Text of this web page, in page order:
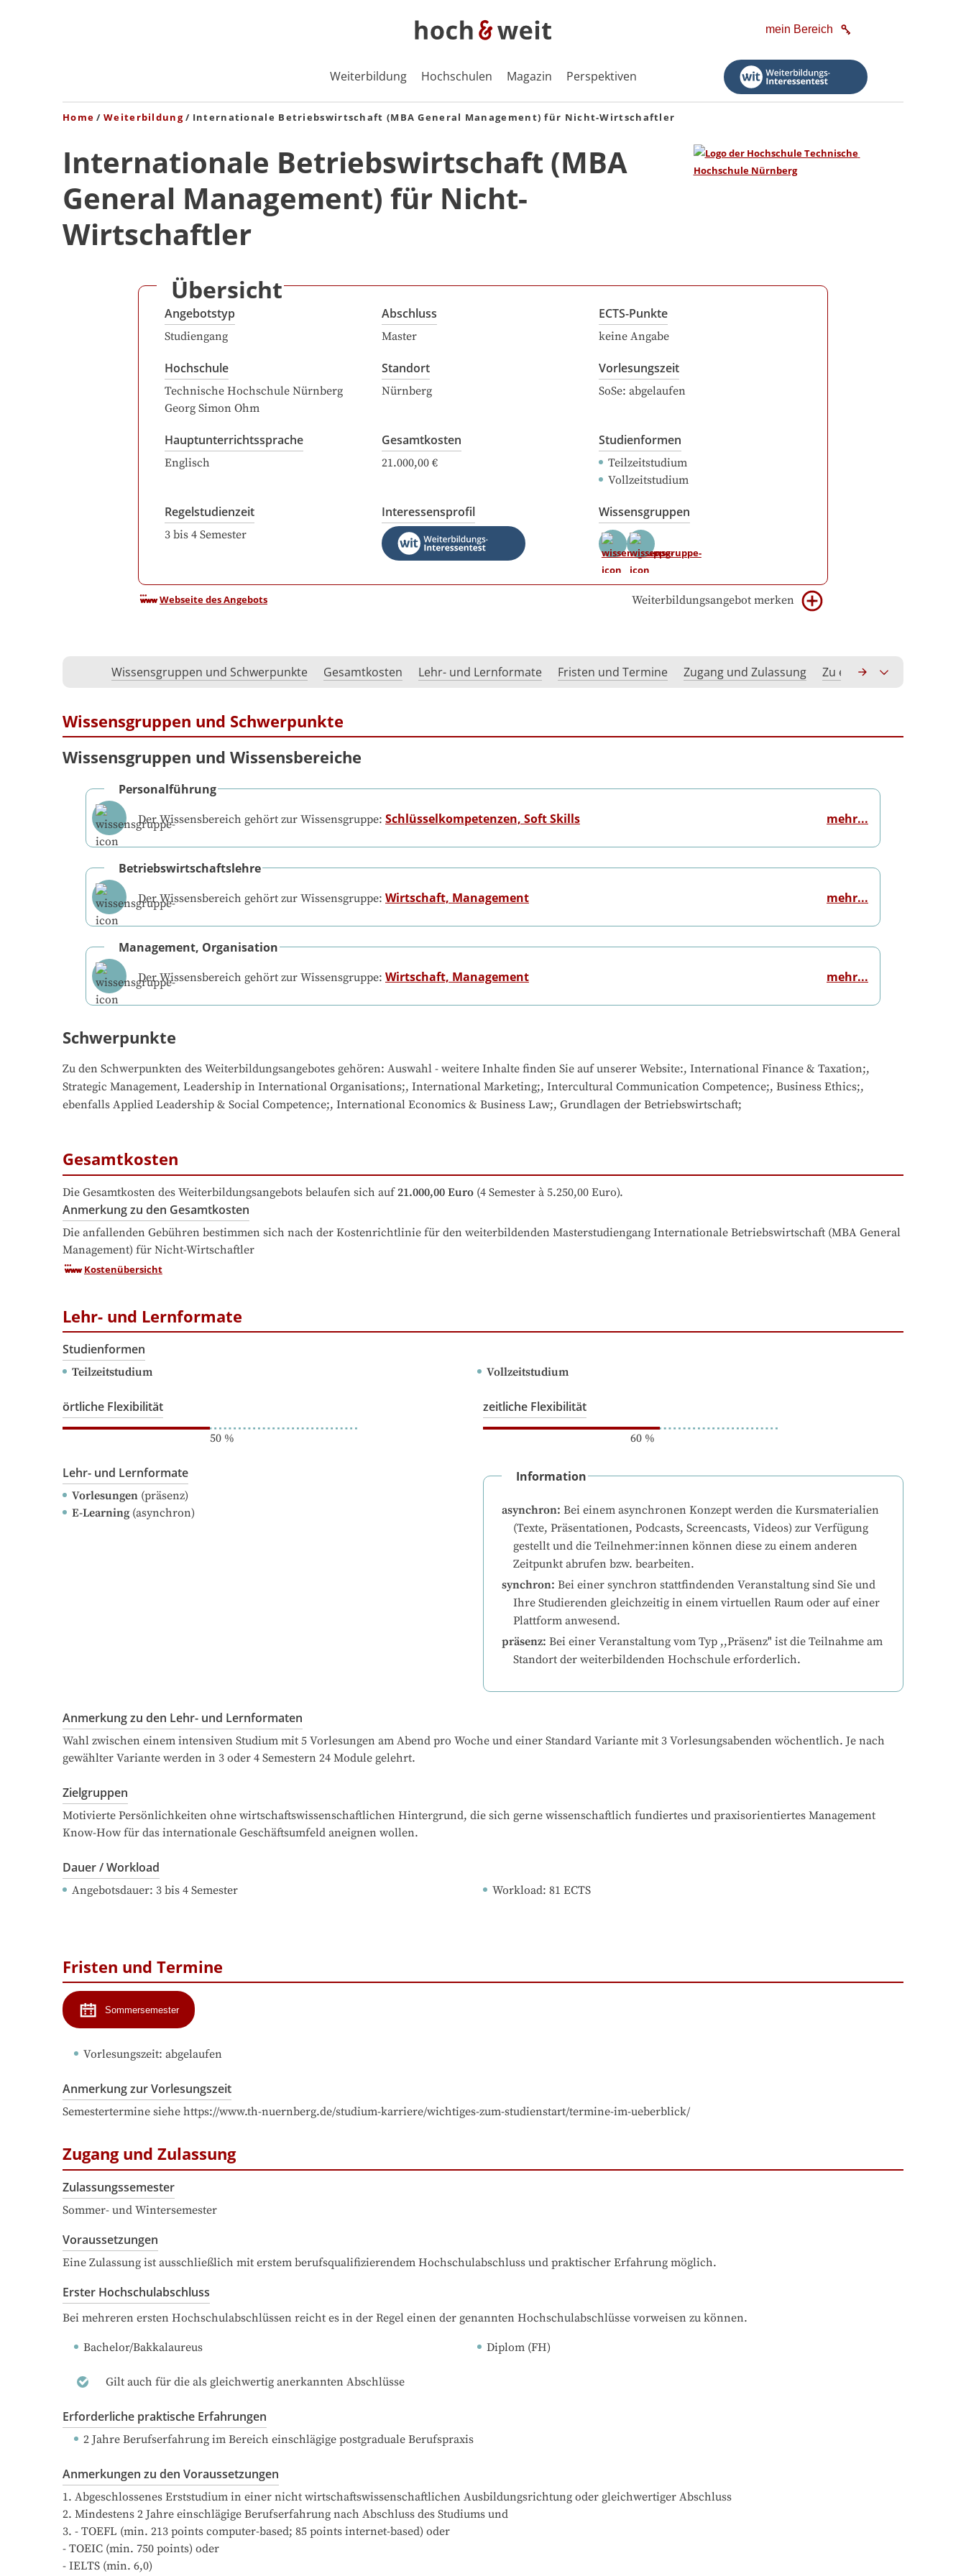
mein Bereich
Weiterbildung Hochschulen Magazin Perspektiven
Home Weiterbildung Internationale Betriebswirtschaft (MBA General Management) für Nicht-Wirtschaftler
Internationale Betriebswirtschaft (MBA
General Management) für Nicht-
Wirtschaftler
Übersicht
Angebotstyp
Studiengang
Abschluss
Master
ECTS-Punkte
keine Angabe
Hochschule
Technische Hochschule Nürnberg
Georg Simon Ohm
Standort
Nürnberg
Vorlesungszeit
SoSe: abgelaufen
Hauptunterrichtssprache
Englisch
Gesamtkosten
21.000,00 €
Studienformen
Teilzeitstudium
Vollzeitstudium
Regelstudienzeit
3 bis 4 Semester
Interessensprofil Wissensgruppen
Webseite des Angebots Weiterbildungsangebot merken
Wissensgruppen und Schwerpunkte Gesamtkosten Lehr- und Lernformate Fristen und Termine Zugang und Zulassung Zu erwerbende
Wissensgruppen und Schwerpunkte
Wissensgruppen und Wissensbereiche
Personalführung
Der Wissensbereich gehört zur Wissensgruppe: Schlüsselkompetenzen, Soft Skills mehr...
Betriebswirtschaftslehre
Der Wissensbereich gehört zur Wissensgruppe: Wirtschaft, Management mehr...
Management, Organisation
Der Wissensbereich gehört zur Wissensgruppe: Wirtschaft, Management mehr...
Schwerpunkte
Zu den Schwerpunkten des Weiterbildungsangebotes gehören: Auswahl - weitere Inhalte finden Sie auf unserer Website:, International Finance & Taxation;,
Strategic Management, Leadership in International Organisations;, International Marketing;, Intercultural Communication Competence;, Business Ethics;,
ebenfalls Applied Leadership & Social Competence;, International Economics & Business Law;, Grundlagen der Betriebswirtschaft;
Gesamtkosten
Die Gesamtkosten des Weiterbildungsangebots belaufen sich auf 21.000,00 Euro (4 Semester à 5.250,00 Euro).
Anmerkung zu den Gesamtkosten
Die anfallenden Gebühren bestimmen sich nach der Kostenrichtlinie für den weiterbildenden Masterstudiengang Internationale Betriebswirtschaft (MBA General
Management) für Nicht-Wirtschaftler
Kostenübersicht
Lehr- und Lernformate
Studienformen
Teilzeitstudium Vollzeitstudium
örtliche Flexibilität
50%
zeitliche Flexibilität
60%
Lehr- und Lernformate
Vorlesungen (präsenz)
E-Learning(asynchron)
Information
asynchron: Bei einem asynchronen Konzept werden die Kursmaterialien
(Texte, Präsentationen, Podcasts, Screencasts, Videos) zur Verfügung
gestellt und die Teilnehmer:innen können diese zu einem anderen
Zeitpunkt abrufen bzw. bearbeiten.
synchron: Bei einer synchron stattfindenden Veranstaltung sind Sie und
Ihre Studierenden gleichzeitig in einem virtuellen Raum oder auf einer
Plattform anwesend.
präsenz: Bei einer Veranstaltung vom Typ ,,Präsenz" ist die Teilnahme am
Standort der weiterbildenden Hochschule erforderlich.
Anmerkung zu den Lehr- und Lernformaten
Wahl zwischen einem intensiven Studium mit 5 Vorlesungen am Abend pro Woche und einer Standard Variante mit 3 Vorlesungsabenden wöchentlich. Je nach
gewählter Variante werden in 3 oder 4 Semestern 24 Module gelehrt.
Zielgruppen
Motivierte Persönlichkeiten ohne wirtschaftswissenschaftlichen Hintergrund, die sich gerne wissenschaftlich fundiertes und praxisorientiertes Management
Know-How für das internationale Geschäftsumfeld aneignen wollen.
Dauer / Workload
Angebotsdauer: 3 bis 4 Semester Workload: 81 ECTS
Fristen und Termine
Sommersemester
Vorlesungszeit: abgelaufen
Anmerkung zur Vorlesungszeit
Semestertermine siehe https://www.th-nuernberg.de/studium-karriere/wichtiges-zum-studienstart/termine-im-ueberblick/
Zugang und Zulassung
Zulassungssemester
Sommer- und Wintersemester
Voraussetzungen
Eine Zulassung ist ausschließlich mit erstem berufsqualifizierendem Hochschulabschluss und praktischer Erfahrung möglich.
Erster Hochschulabschluss
Bei mehreren ersten Hochschulabschlüssen reicht es in der Regel einen der genannten Hochschulabschlüsse vorweisen zu können.
Bachelor/Bakkalaureus Diplom (FH)
Gilt auch für die als gleichwertig anerkannten Abschlüsse
Erforderliche praktische Erfahrungen
2 Jahre Berufserfahrung im Bereich einschlägige postgraduale Berufspraxis
Anmerkungen zu den Voraussetzungen
1. Abgeschlossenes Erststudium in einer nicht wirtschaftswissenschaftlichen Ausbildungsrichtung oder gleichwertiger Abschluss
2. Mindestens 2 Jahre einschlägige Berufserfahrung nach Abschluss des Studiums und
3. - TOEFL (min. 213 points computer-based; 85 points internet-based) oder
- TOEIC (min. 750 points) oder
- IELTS (min. 6,0)